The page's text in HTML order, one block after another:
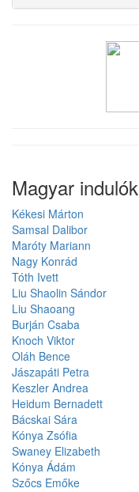
Magyar indulók
Kékesi Márton
Samsal Dalibor
Maróty Mariann
Nagy Konrád
Tóth Ivett
Liu Shaolin Sándor
Liu Shaoang
Burján Csaba
Knoch Viktor
Oláh Bence
Jászapáti Petra
Keszler Andrea
Heidum Bernadett
Bácskai Sára
Kónya Zsófia
Swaney Elizabeth
Kónya Ádám
Szőcs Emőke